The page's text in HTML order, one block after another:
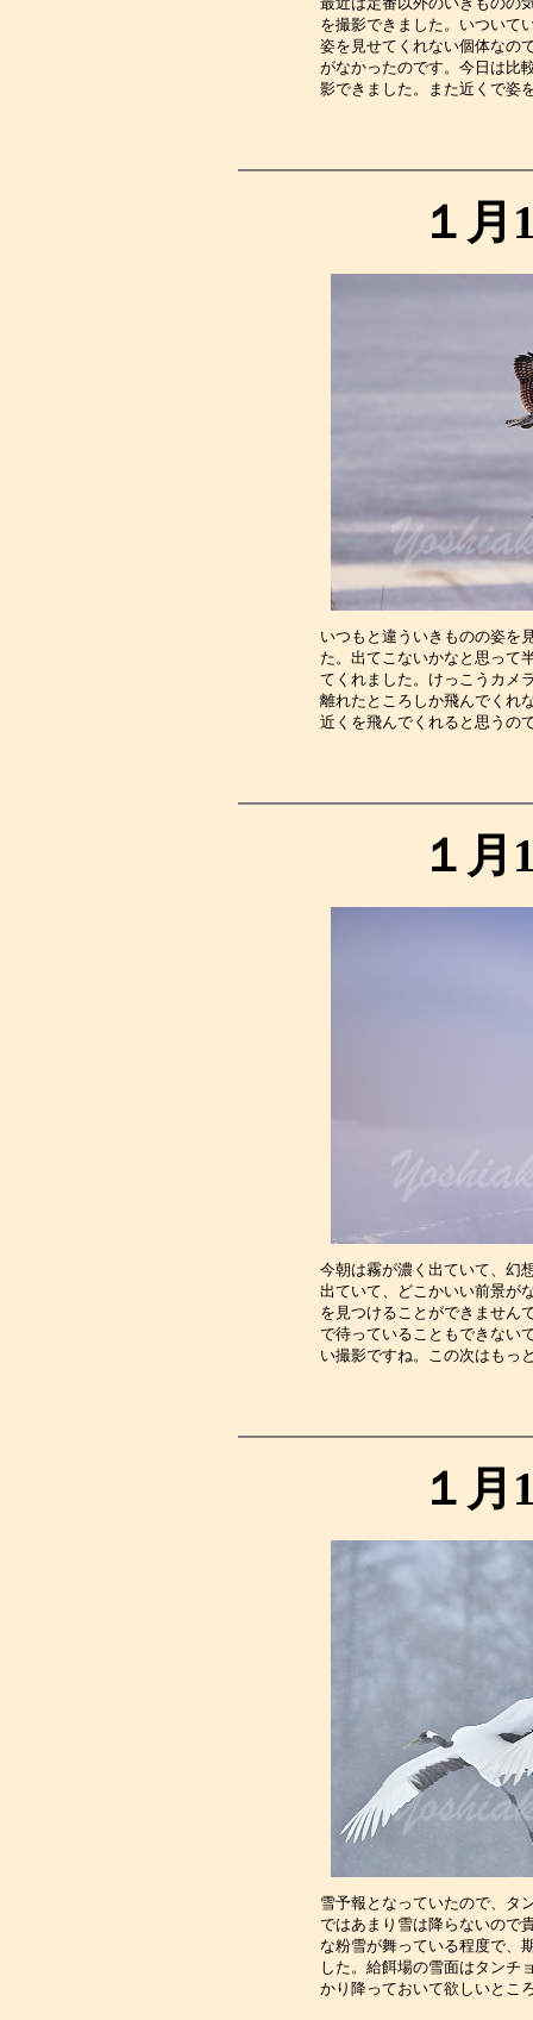
を撮影できました。いついて
姿を見せてくれない個体なの
がなかったのです。今日は比
影できました。また近く
１月
いつもと違ういきものの姿を
た。出てこないかなと思って
てくれました。けっこうカメ
離れたところしか飛んでくれ
近くを飛んでく
１月
今朝は霧が濃く出ていて、幻
出ていて、どこかいい前景が
を見つけることができません
で待っていることもできない
い撮影ですね。この次はも
１月
雪予報となっていたので、タ
ではあまり雪は降らないので
な粉雪が舞っている程度で、
した。給餌場の雪面はタンチ
かり降っておいて欲